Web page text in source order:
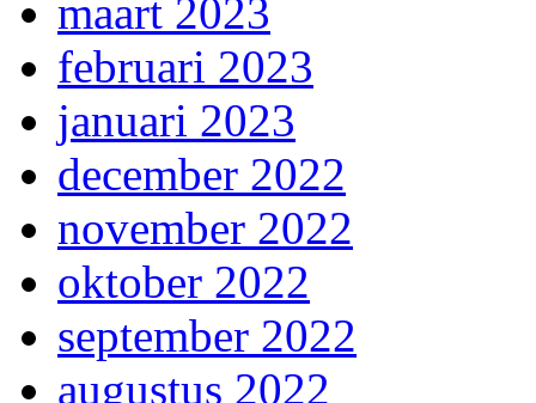
maart 2023
februari 2023
januari 2023
december 2022
november 2022
oktober 2022
september 2022
augustus 2022